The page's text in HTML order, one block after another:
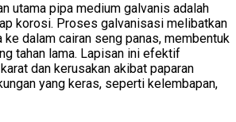
utama pipa medium galvanis adalah
korosi. Proses galvanisasi melibatkan
ke dalam cairan seng panas, membentuk
tahan lama. Lapisan ini efektif
dan kerusakan akibat paparan
yang keras, seperti kelembapan,